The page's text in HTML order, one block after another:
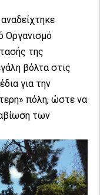
Οργανισμό
της
βόλτα στις
για την
πόλη, ώστε να
των